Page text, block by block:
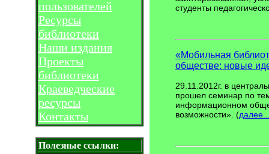
пользователей
Ресурсы
библиотеки
Наши издания
Проекты
библиотеки
Краеведческие
ресурсы
Контакты
Полезные ссылки:
студенты
«Мобильная
обществе: новые
29.11.2012г. в
прошел семинар по
информационном
возможности». (